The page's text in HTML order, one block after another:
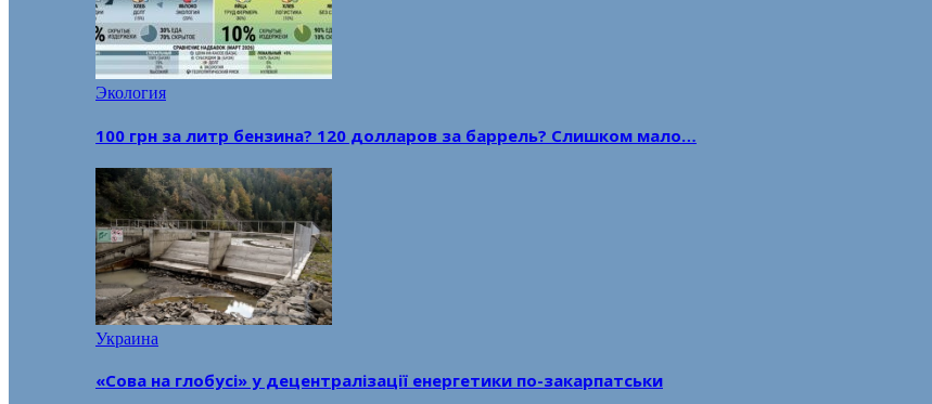
Экология
100 грн за литр бензина? 120 долларов за баррель? Слишком мало…
Украина
«Сова на глобусі» у децентралізації енергетики по-закарпатськи